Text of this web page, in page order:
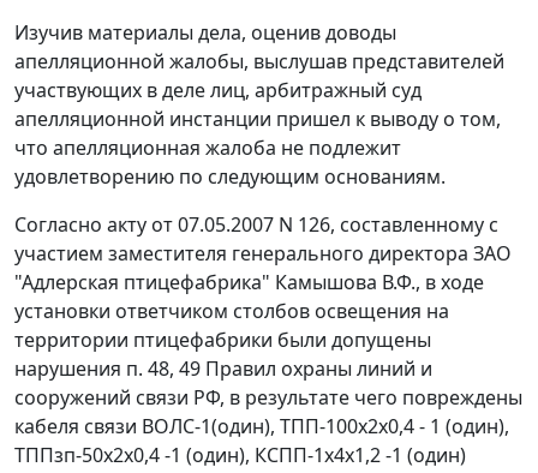
Изучив материалы дела, оценив доводы
апелляционной жалобы, выслушав представителей
участвующих в деле лиц, арбитражный суд
апелляционной инстанции пришел к выводу о том,
что апелляционная жалоба не подлежит
удовлетворению по следующим основаниям.
Согласно акту от 07.05.2007 N 126, составленному с
участием заместителя генерального директора ЗАО
"Адлерская птицефабрика" Камышова В.Ф., в ходе
установки ответчиком столбов освещения на
территории птицефабрики были допущены
нарушения п. 48, 49 Правил охраны линий и
сооружений связи РФ, в результате чего повреждены
кабеля связи ВОЛС-1(один), ТПП-100х2х0,4 - 1 (один),
ТППзп-50х2х0,4 -1 (один), КСПП-1х4х1,2 -1 (один)